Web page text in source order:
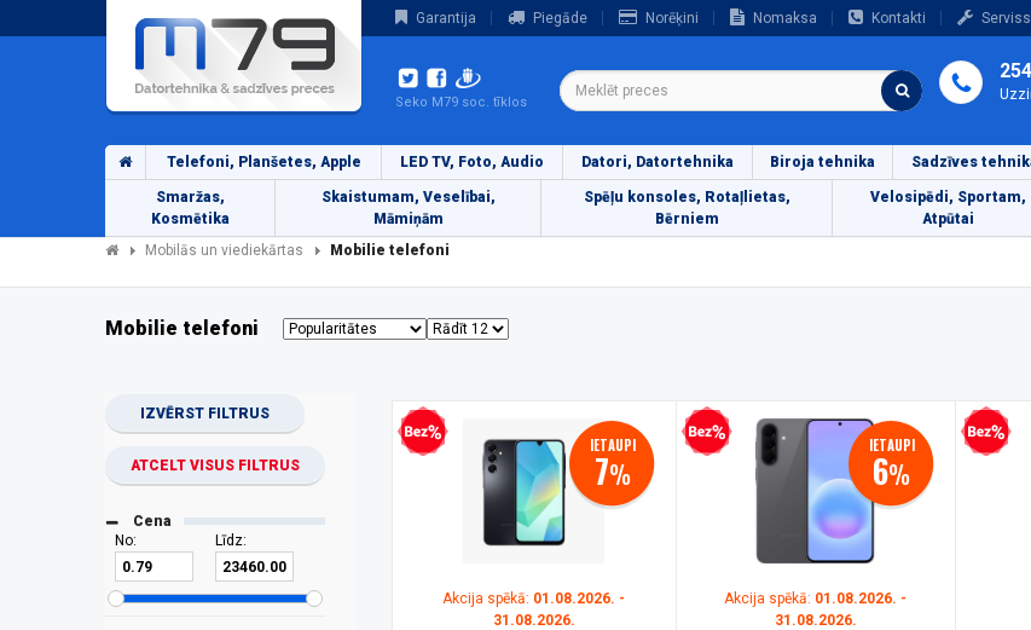
Garantija Piegāde Norēķini Nomaksa Kontakti Serviss
Seko M79 soc. tīklos
Telefoni, Planšetes, Apple LED TV, Foto, Audio Datori, Datortehnika Biroja tehnika Sadzīves
Smaržas,
Kosmētika
Skaistumam, Veselībai,
Māmiņām
Spēļu konsoles, Rotaļlietas,
Bērniem
Velosipēdi, Sportam,
Atpūtai
Mobilās un viediekārtas Mobilie telefoni
Mobilie telefoni
IZVĒRST FILTRUS
ATCELT VISUS FILTRUS
Cena
No:
Līdz:
Bezprocentu kredīts IETAUPI
7%
Akcija spēkā: 01.08.2026. -
31.08.2026.
Bezprocentu kredīts IETAUPI
6%
Akcija spēkā: 01.08.2026. -
31.08.2026.
Bezprocentu